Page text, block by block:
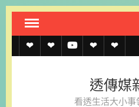
Skip
content透 透 透 聯
我
官
LINE
透傳媒
看透生活大小事